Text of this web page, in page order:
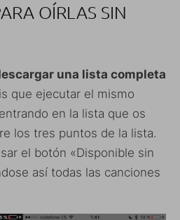
OÍRLAS SIN
una lista completa
que ejecutar el mismo
en la lista que os
los tres puntos de la lista.
el botón «Disponible sin
así todas las canciones